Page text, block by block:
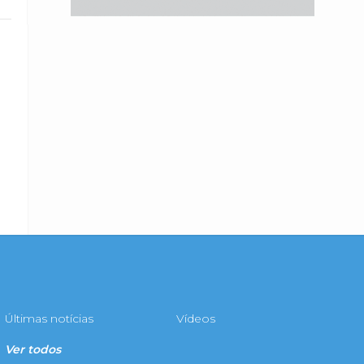
Últimas notícias Vídeos
Ver todos